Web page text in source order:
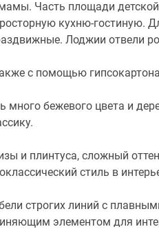
Часть площади
кухню-гостиную.
Лоджии отвели
с помощью
бежевого цвета и
и плинтуса, сложный
стиль в
строгих линий с
элементом для